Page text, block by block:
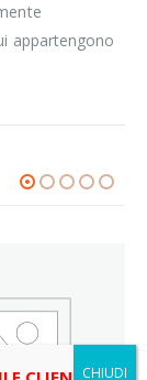
appartengono